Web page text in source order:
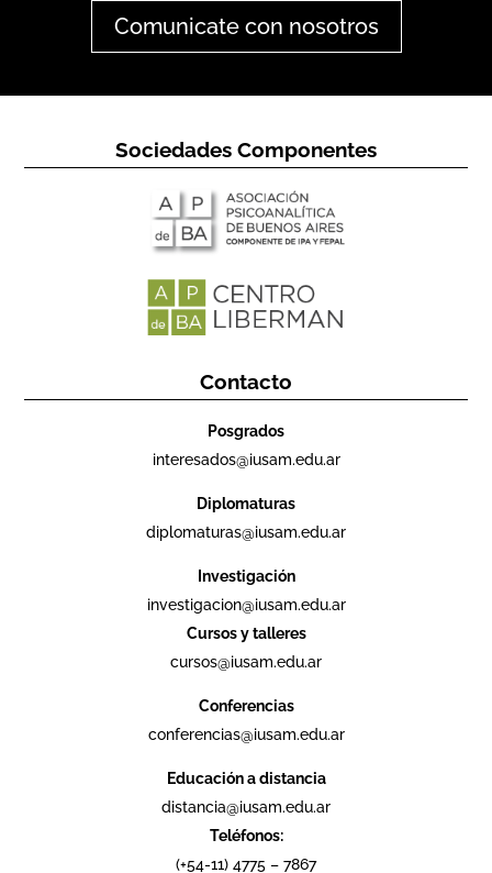
Comunicate con nosotros
Sociedades Componentes
Contacto
Posgrados
interesados@iusam.edu.ar
Diplomaturas
diplomaturas@iusam.edu.ar
Investigación
investigacion@iusam.edu.ar
Cursos y talleres
cursos@iusam.edu.ar
Conferencias
conferencias@iusam.edu.ar
Educación a distancia
distancia@iusam.edu.ar
Teléfonos:
(+54-11) 4775 – 7867